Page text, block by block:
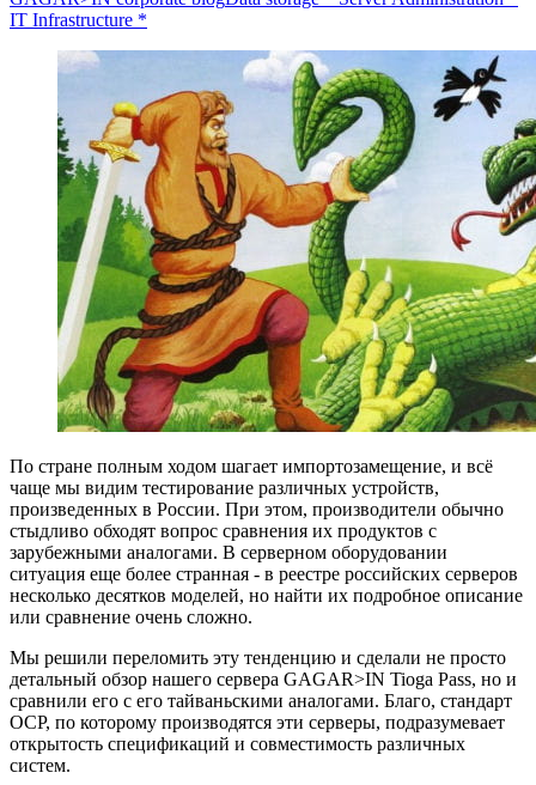
IT Infrastructure *
По стране полным ходом шагает импортозамещение, и всё
чаще мы видим тестирование различных устройств,
произведенных в России. При этом, производители обычно
стыдливо обходят вопрос сравнения их продуктов с
зарубежными аналогами. В серверном оборудовании
ситуация еще более странная - в реестре российских серверов
несколько десятков моделей, но найти их подробное описание
или сравнение очень сложно.
Мы решили переломить эту тенденцию и сделали не просто
детальный обзор нашего сервера GAGAR>IN Tioga Pass, но и
сравнили его с его тайваньскими аналогами. Благо, стандарт
OCP, по которому производятся эти серверы, подразумевает
открытость спецификаций и совместимость различных
систем.